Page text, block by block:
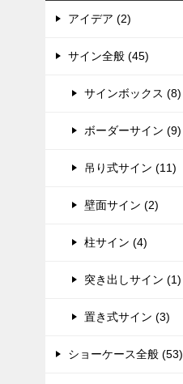
アイデア (2)
サイン全般 (45)
サインボックス (8)
ボーダーサイン (9)
吊り式サイン (11)
壁面サイン (2)
柱サイン (4)
突き出しサイン (1)
置き式サイン (3)
ショーケース全般 (53)